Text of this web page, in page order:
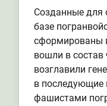
Созданные для
базе
сформированы
вошли в
возглавили
в последующие
фашистами